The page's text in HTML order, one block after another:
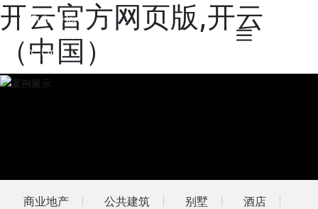
开云官方网页版,开云
（中国）
商业地产 公共建筑 别墅 酒店